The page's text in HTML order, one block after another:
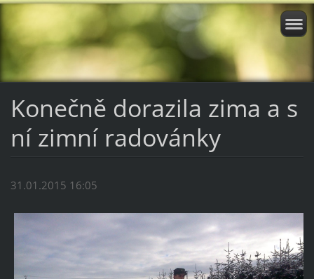
Konečně dorazila zima a s
ní zimní radovánky
31.01.2015 16:05